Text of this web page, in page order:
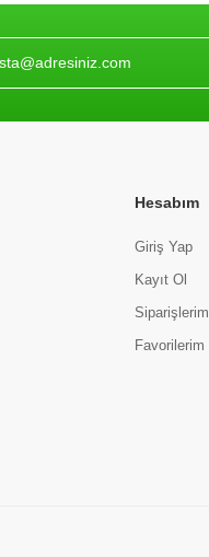
Hesabım
Giriş Yap
Kayıt Ol
Siparişlerim
Favorilerim